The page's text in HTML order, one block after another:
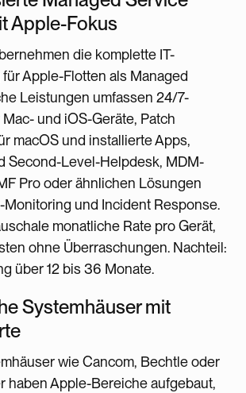
Apple-Fokus
die komplette IT-
Apple-Flotten als Managed
Leistungen umfassen 24/7-
und iOS-Geräte, Patch
macOS und installierte Apps,
Second-Level-Helpdesk, MDM-
Pro oder ähnlichen Lösungen
und Incident Response.
monatliche Rate pro Gerät,
ohne Überraschungen. Nachteil:
über 12 bis 36 Monate.
Systemhäuser mit
wie Cancom, Bechtle oder
haben Apple-Bereiche aufgebaut,